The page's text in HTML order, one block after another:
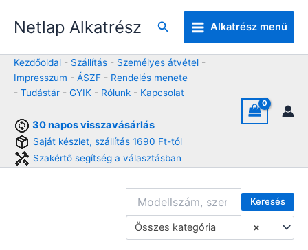
Netlap Alkatrész Keresés Alkatrész menü
Kezdőoldal - Szállítás - Személyes átvétel -
Impresszum - ÁSZF - Rendelés menete
- Tudástár - GYIK - Rólunk - Kapcsolat
30 napos visszavásárlás
Saját készlet, szállítás 1690 Ft-tól
Szakértő segítség a választásban
Keresés
×
Összes kategória